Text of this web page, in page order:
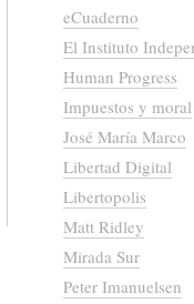
eCuaderno
El Instituto
Human Progress
Impuestos y moral
José María Marco
Libertad Digital
Libertopolis
Matt Ridley
Mirada Sur
Peter Imanuelsen